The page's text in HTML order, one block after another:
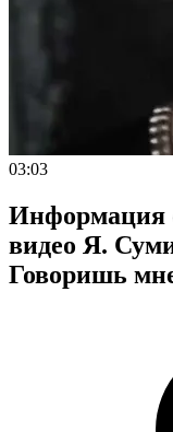
03:03
Информация
видео Я.
Говоришь